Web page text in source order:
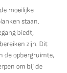
moeilijke
staan.
biedt,
zijn. Dit
de opbergruimte,
om bij de